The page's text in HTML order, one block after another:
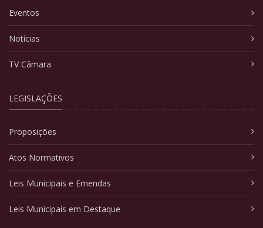
Eventos
Notícias
TV Câmara
LEGISLAÇÕES
Proposições
Atos Normativos
Leis Municipais e Emendas
Leis Municipais em Destaque